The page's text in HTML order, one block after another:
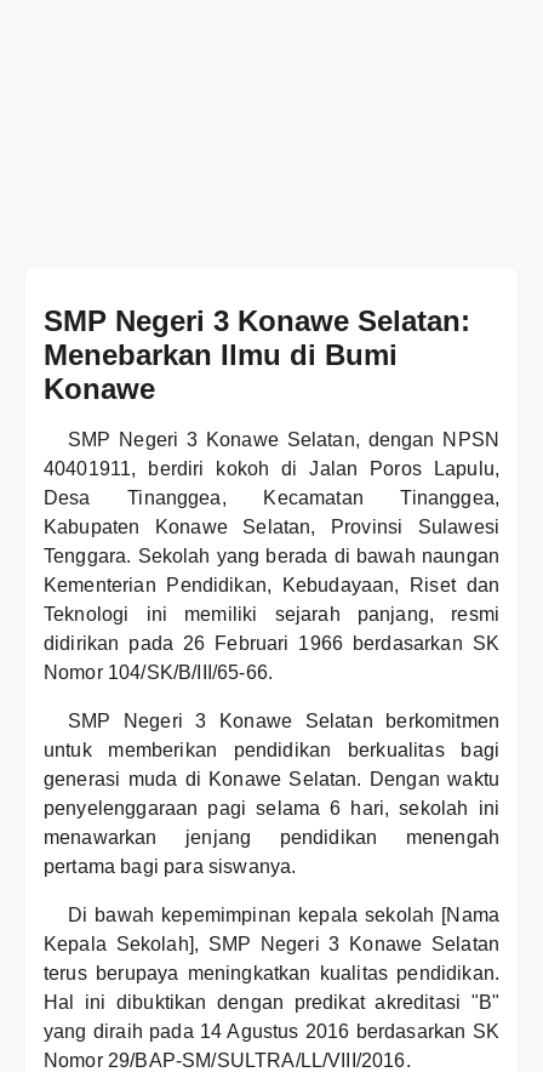
SMP Negeri 3 Konawe Selatan:
Menebarkan Ilmu di Bumi
Konawe
SMP Negeri 3 Konawe Selatan, dengan NPSN
40401911, berdiri kokoh di Jalan Poros Lapulu,
Desa Tinanggea, Kecamatan Tinanggea,
Kabupaten Konawe Selatan, Provinsi Sulawesi
Tenggara. Sekolah yang berada di bawah naungan
Kementerian Pendidikan, Kebudayaan, Riset dan
Teknologi ini memiliki sejarah panjang, resmi
didirikan pada 26 Februari 1966 berdasarkan SK
Nomor 104/SK/B/III/65-66.
SMP Negeri 3 Konawe Selatan berkomitmen
untuk memberikan pendidikan berkualitas bagi
generasi muda di Konawe Selatan. Dengan waktu
penyelenggaraan pagi selama 6 hari, sekolah ini
menawarkan jenjang pendidikan menengah
pertama bagi para siswanya.
Di bawah kepemimpinan kepala sekolah [Nama
Kepala Sekolah], SMP Negeri 3 Konawe Selatan
terus berupaya meningkatkan kualitas pendidikan.
Hal ini dibuktikan dengan predikat akreditasi "B"
yang diraih pada 14 Agustus 2016 berdasarkan SK
Nomor 29/BAP-SM/SULTRA/LL/VIII/2016.